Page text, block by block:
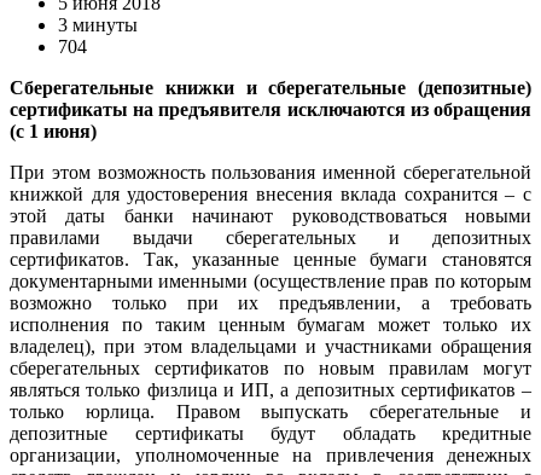
3 минуты
704
Сберегательные книжки и сберегательные (депозитные)
сертификаты на предъявителя исключаются из обращения
(с 1 июня)
При этом возможность пользования именной сберегательной
книжкой для удостоверения внесения вклада сохранится – c
этой даты банки начинают руководствоваться новыми
правилами выдачи сберегательных и депозитных
сертификатов. Так, указанные ценные бумаги становятся
документарными именными (осуществление прав по которым
возможно только при их предъявлении, а требовать
исполнения по таким ценным бумагам может только их
владелец), при этом владельцами и участниками обращения
сберегательных сертификатов по новым правилам могут
являться только физлица и ИП, а депозитных сертификатов –
только юрлица. Правом выпускать сберегательные и
депозитные сертификаты будут обладать кредитные
организации, уполномоченные на привлечения денежных